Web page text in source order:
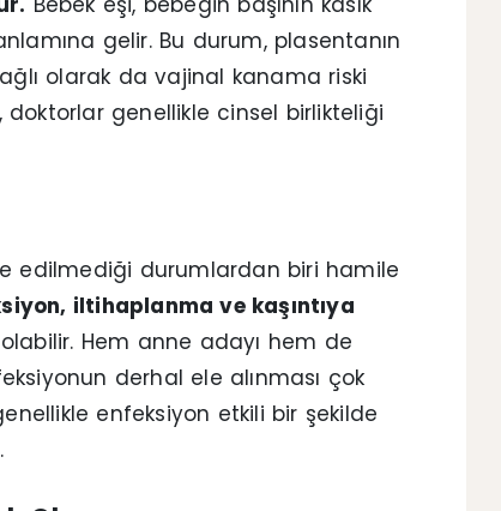
gelir. Bu durum, plasentanın
olarak da vajinal kanama riski
genellikle cinsel birlikteliği
edilmediği durumlardan biri hamile
iltihaplanma ve kaşıntıya
Hem anne adayı hem de
derhal ele alınması çok
enfeksiyon etkili bir şekilde